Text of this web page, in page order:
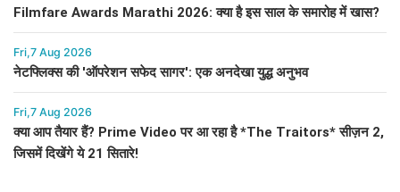
Filmfare Awards Marathi 2026: क्या है इस साल के समारोह में खास?
Fri,7 Aug 2026
नेटफ्लिक्स की 'ऑपरेशन सफेद सागर': एक अनदेखा युद्ध अनुभव
Fri,7 Aug 2026
क्या आप तैयार हैं? Prime Video पर आ रहा है *The Traitors* सीज़न 2,
जिसमें दिखेंगे ये 21 सितारे!